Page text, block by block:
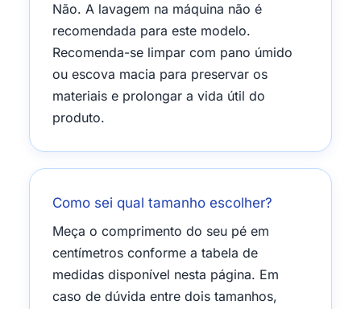
Não. A lavagem na máquina não é
recomendada para este modelo.
Recomenda-se limpar com pano úmido
ou escova macia para preservar os
materiais e prolongar a vida útil do
produto.
Como sei qual tamanho escolher?
Meça o comprimento do seu pé em
centímetros conforme a tabela de
medidas disponível nesta página. Em
caso de dúvida entre dois tamanhos,